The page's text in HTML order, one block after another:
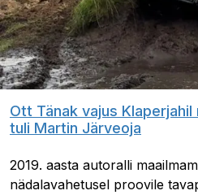
Ott Tänak vajus Klaperjahil
tuli Martin Järveoja
2019. aasta autoralli
nädalavahetusel proovile